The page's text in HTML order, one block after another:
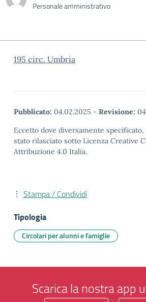
Personale amministrativo
195 circ. Umbria
Pubblicato: 04.02.2025 - Revisione:
Eccetto dove diversamente
stato rilasciato sotto Licenza Creative
Attribuzione 4.0 Italia.
Stampa / Condividi
Tipologia
Circolari per alunni e famiglie
Scarica la nostra app